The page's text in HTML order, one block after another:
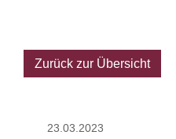
Zurück zur Übersicht
23.03.2023